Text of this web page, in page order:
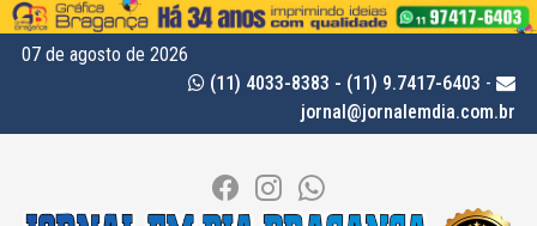
07 de agosto de 2026
(11) 4033-8383 - (11) 9.7417-6403 -
jornal@jornalemdia.com.br